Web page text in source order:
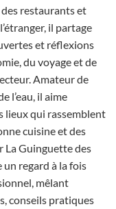
restaurants et
il partage
et réflexions
du voyage et de
Amateur de
l’eau, il aime
lieux qui rassemblent
cuisine et des
La Guinguette des
regard à la fois
mêlant
conseils pratiques